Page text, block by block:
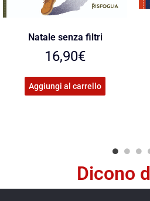
22,00€
Aggiungi al carrello
Dicono